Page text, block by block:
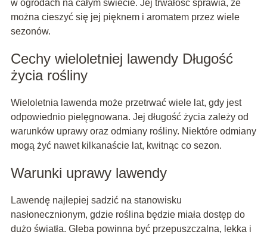
w ogrodach na całym świecie. Jej trwałość sprawia, że
można cieszyć się jej pięknem i aromatem przez wiele
sezonów.
Cechy wieloletniej lawendy Długość
życia rośliny
Wieloletnia lawenda może przetrwać wiele lat, gdy jest
odpowiednio pielęgnowana. Jej długość życia zależy od
warunków uprawy oraz odmiany rośliny. Niektóre odmiany
mogą żyć nawet kilkanaście lat, kwitnąc co sezon.
Warunki uprawy lawendy
Lawendę najlepiej sadzić na stanowisku
nasłonecznionym, gdzie roślina będzie miała dostęp do
dużo światła. Gleba powinna być przepuszczalna, lekka i